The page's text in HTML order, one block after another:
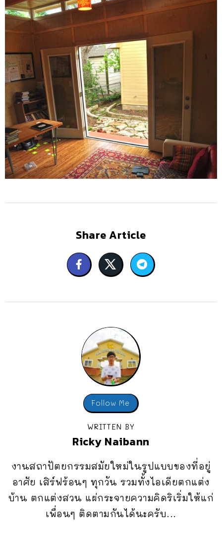
Share Article
Follow Me
WRITTEN BY
Ricky Naibann
งานสถาปัตยกรรมสมัยใหม่ในรูปแบบของที่อยู่
อาศัย เสิร์ฟร้อนๆ ทุกวัน รวมทั้งไอเดียตกแต่ง
บ้าน ตกแต่งสวน แผ่กระจายความคิดริเริ่มให้แก่
เพื่อนๆ ติดตามกันได้นะครับ...